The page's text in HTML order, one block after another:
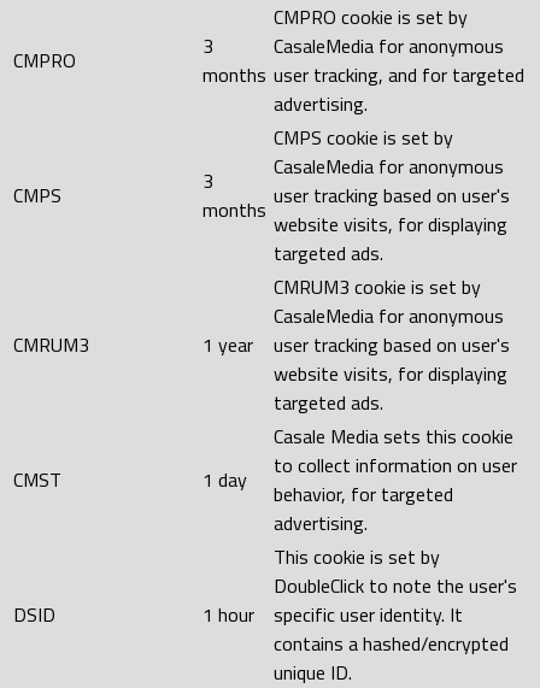
CMPRO
3
months
CMPRO cookie is set by
CasaleMedia for anonymous
user tracking, and for targeted
advertising.
CMPS
3
months
CMPS cookie is set by
CasaleMedia for anonymous
user tracking based on user's
website visits, for displaying
targeted ads.
CMRUM3 1 year
CMRUM3 cookie is set by
CasaleMedia for anonymous
user tracking based on user's
website visits, for displaying
targeted ads.
CMST 1 day
Casale Media sets this cookie
to collect information on user
behavior, for targeted
advertising.
DSID 1 hour
This cookie is set by
DoubleClick to note the user's
specific user identity. It
contains a hashed/encrypted
unique ID.